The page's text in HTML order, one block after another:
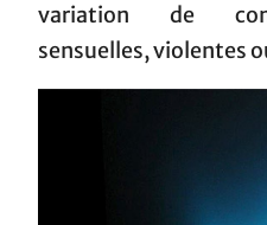
variation de
sensuelles, violentes